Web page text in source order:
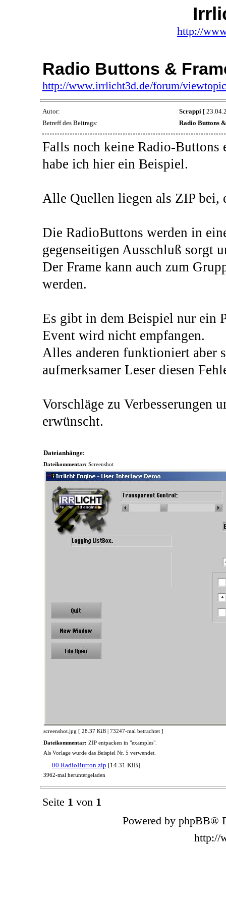
http://
Radio Buttons &
http://www.irrlicht3d.de/forum/
Autor: Scrappi[
Betreff des Beitrags:
Radio Buttons
Falls noch keine Radio-Buttons
habe ich hier ein Beispiel.
Alle Quellen liegen als ZIP bei,
Die RadioButtons werden in
gegenseitigen Ausschluß sorgt
Der Frame kann auch zum
werden.
Es gibt in dem Beispiel nur ein
Event wird nicht empfangen.
Alles anderen funktioniert aber
aufmerksamer Leser diesen
Vorschläge zu Verbesserungen
erwünscht.
Dateianhänge:
Dateikommentar: Screenshot
screenshot.jpg [ 28.37 KiB | 73247-mal betrachtet ]
Dateikommentar: ZIP entpacken in "examples".
Als Vorlage wurde das Beispiel Nr. 5 verwendet.
00.RadioButton.zip [14.31 KiB]
3962-mal heruntergeladen
Seite 1 von 1
Powered by phpBB®
http://